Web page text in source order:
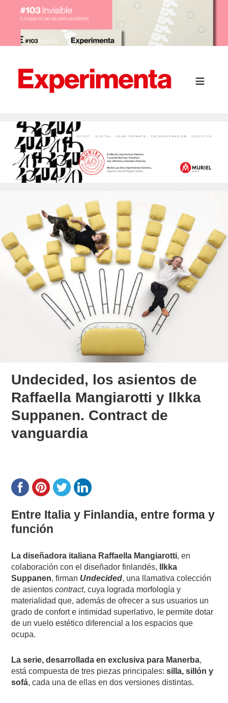
Undecided, los asientos de
Raffaella Mangiarotti y Ilkka
Suppanen. Contract de
vanguardia
Entre Italia y Finlandia, entre forma y
función
La diseñadora italiana Raffaella Mangiarotti, en
colaboración con el diseñador finlandés, Ilkka
Suppanen, firman Undecided, una llamativa colección
de asientoscontract, cuya lograda morfología y
materialidad que, además de ofrecer a sus usuarios un
grado de confort e intimidad superlativo, le permite dotar
de un vuelo estético diferencial a los espacios que
ocupa.
La serie, desarrollada en exclusiva para Manerba,
está compuesta de tres piezas principales: silla, sillón y
sofá, cada una de ellas en dos versiones distintas.